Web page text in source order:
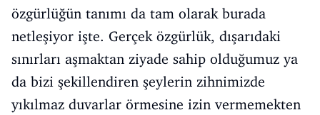
özgürlüğün tanımı da tam olarak burada
netleşiyor işte. Gerçek özgürlük, dışarıdaki
sınırları aşmaktan ziyade sahip olduğumuz ya
da bizi şekillendiren şeylerin zihnimizde
yıkılmaz duvarlar örmesine izin vermemekten